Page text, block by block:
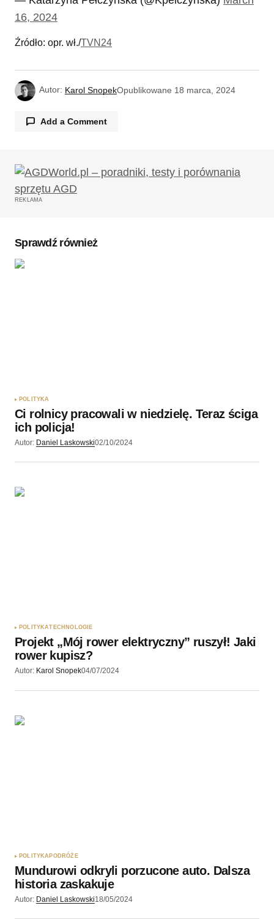
16, 2024
Źródło: opr. wł./TVN24
Autor: Karol SnopekOpublikowane 18 marca, 2024
Add a Comment
Twój adres email nie zostanie opublikowany.
Wymagane pola są oznaczone
Wyślij komentarz
REKLAMA
Sprawdź również
POLITYKA
Ci rolnicy pracowali w niedzielę. Teraz ściga
ich policja!
Autor: Daniel Laskowski02/10/2024
POLITYKATECHNOLOGIE
Projekt „Mój rower elektryczny” ruszył! Jaki
rower kupisz?
Autor: Karol Snopek04/07/2024
POLITYKA PODRÓŻE
Mundurowi odkryli porzucone auto. Dalsza
historia zaskakuje
Autor: Daniel Laskowski18/05/2024